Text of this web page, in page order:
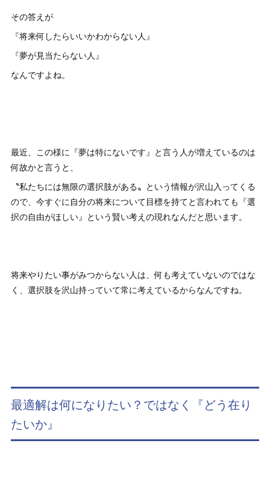
その答えが
『将来何したらいいかわからない人』
『夢が見当たらない人』
なんですよね。
最近、この様に『夢は特にないです』と言う人が増えているのは
何故かと言うと、
〝私たちには無限の選択肢がある〟という情報が沢山入ってくる
ので、今すぐに自分の将来について目標を持てと言われても『選
択の自由がほしい』という賢い考えの現れなんだと思います。
将来やりたい事がみつからない人は、何も考えていないのではな
く、選択肢を沢山持っていて常に考えているからなんですね。
最適解は何になりたい？ではなく『どう在り
たいか』